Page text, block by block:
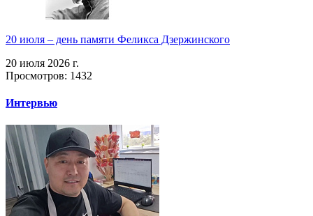
20 июля – день памяти Феликса Дзержинского
20 июля 2026 г.
Просмотров: 1432
Интервью